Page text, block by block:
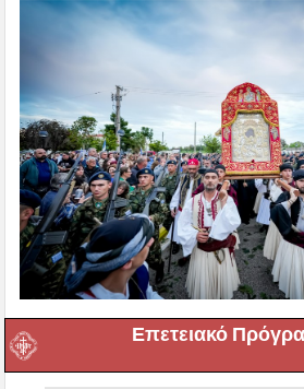
Επετειακό